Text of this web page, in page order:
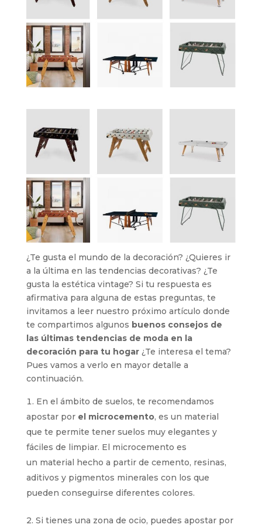
¿Te gusta el mundo de la decoración? ¿Quieres ir
a la última en las tendencias decorativas? ¿Te
gusta la estética vintage? Si tu respuesta es
afirmativa para alguna de estas preguntas, te
invitamos a leer nuestro próximo artículo donde
te compartimos algunos buenos consejos de
las últimas tendencias de moda en la
decoración para tu hogar¿Te interesa el tema?
Pues vamos a verlo en mayor detalle a
continuación.
En el ámbito de suelos, te recomendamos
apostar por el microcemento, es un material
que te permite tener suelos muy elegantes y
fáciles de limpiar. El microcemento es
un material hecho a partir de cemento, resinas,
aditivos y pigmentos minerales con los que
pueden conseguirse diferentes colores.
2. Si tienes una zona de ocio, puedes apostar por